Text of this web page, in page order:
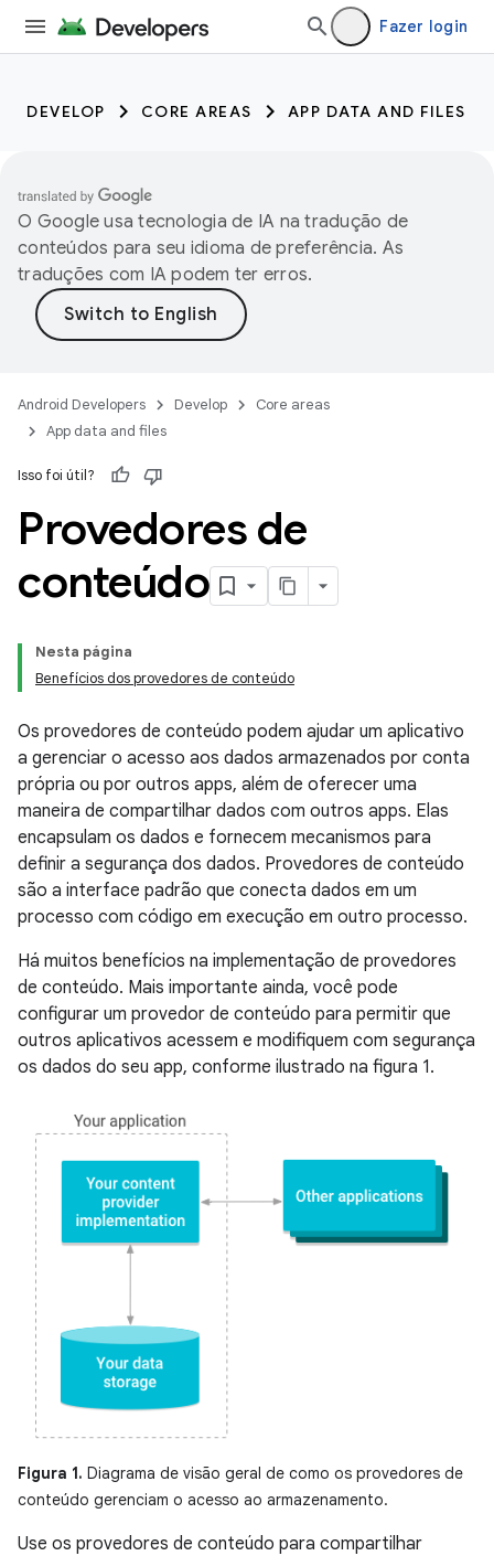
Fazer login
DEVELOP CORE AREAS APP DATA AND FILES
O Google usa tecnologia de IA na tradução de
conteúdos para seu idioma de preferência. As
traduções com IA podem ter erros.
Android Developers Develop
Core areas
App data and files
Isso foi útil?
Provedores de
conteúdo
Nesta página
Benefícios dos provedores de conteúdo
Os provedores de conteúdo podem ajudar um aplicativo
a gerenciar o acesso aos dados armazenados por conta
própria ou por outros apps, além de oferecer uma
maneira de compartilhar dados com outros apps. Elas
encapsulam os dados e fornecem mecanismos para
definir a segurança dos dados. Provedores de conteúdo
são a interface padrão que conecta dados em um
processo com código em execução em outro processo.
Há muitos benefícios na implementação de provedores
de conteúdo. Mais importante ainda, você pode
configurar um provedor de conteúdo para permitir que
outros aplicativos acessem e modifiquem com segurança
os dados do seu app, conforme ilustrado na figura 1.
Figura 1. Diagrama de visão geral de como os provedores de
conteúdo gerenciam o acesso ao armazenamento.
Use os provedores de conteúdo para compartilhar